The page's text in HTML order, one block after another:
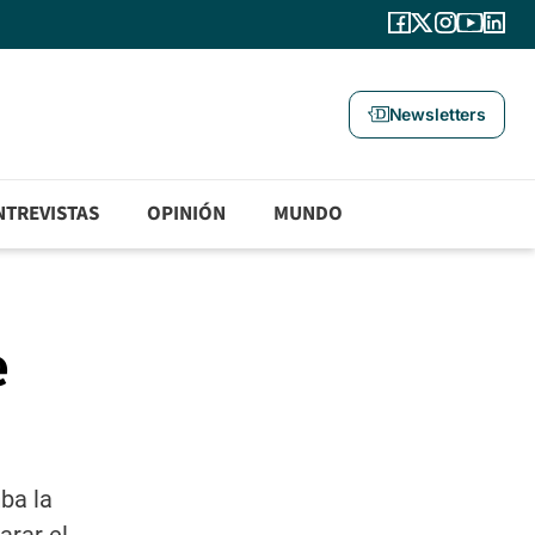
Newsletters
OPINIÓN MUNDO
la